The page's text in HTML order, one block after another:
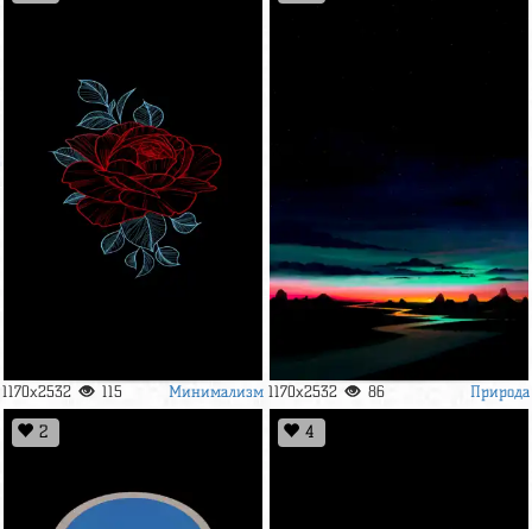
1170x2532 115 Минимализм 1170x2532 86 Природа
2 4